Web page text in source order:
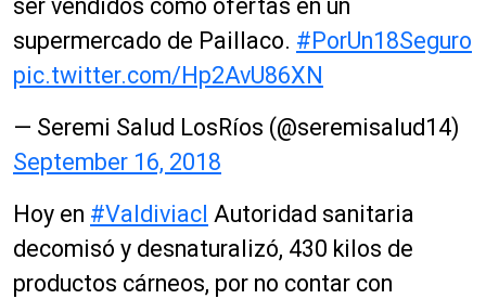
ser vendidos como ofertas en un
supermercado de Paillaco. #PorUn18Seguro
pic.twitter.com/Hp2AvU86XN
— Seremi Salud LosRíos (@seremisalud14)
September 16, 2018
Hoy en #Valdiviacl Autoridad sanitaria
decomisó y desnaturalizó, 430 kilos de
productos cárneos, por no contar con